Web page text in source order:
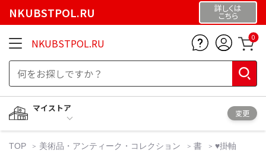
NKUBSTPOL.RU 詳しくは
こちら
NKUBSTPOL.RU 0
マイストア
変更
TOP 美術品・アンティーク・コレクション 書
♥掛軸